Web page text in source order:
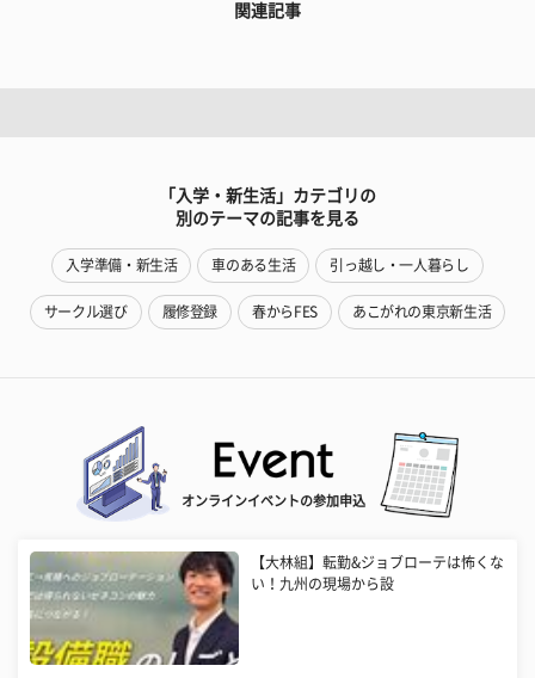
関連記事
「入学・新生活」カテゴリの
別のテーマの記事を見る
入学準備・新生活 車のある生活 引っ越し・一人暮らし
サークル選び 履修登録 春からFES あこがれの東京新生活
オンラインイベントの参加申込
【大林組】転勤&ジョブローテは怖くな
い！九州の現場から設